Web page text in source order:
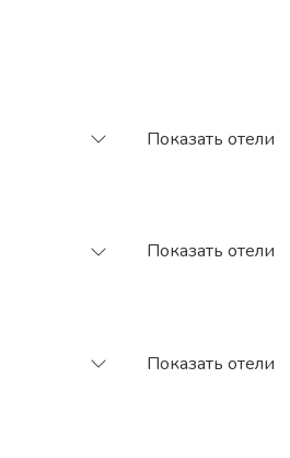
Показать отели
Показать отели
Показать отели